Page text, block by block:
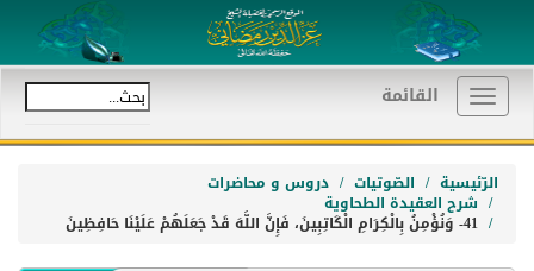
Toggle
navigation
القائمة
الرّئيسية الصّوتيات دروس و محاضرات
شرح العقيدة الطحاوية
41- وَنُؤْمِنُ بِالْكِرَامِ الْكَاتِبِينَ، فَإِنَّ اللَّهَ قَدْ جَعَلَهُمْ عَلَيْنَا حَافِظِينَ